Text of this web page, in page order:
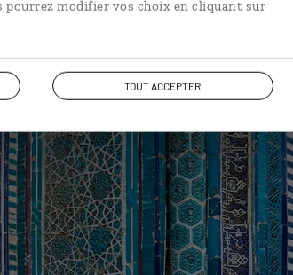
pourrez modifier vos choix en cliquant sur
TOUT ACCEPTER